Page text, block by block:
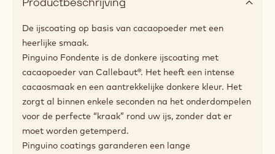
De ijscoating op basis van cacaopoeder met een
heerlijke smaak.
Pinguino Fondente is de donkere ijscoating met
cacaopoeder van Callebaut®. Het heeft een intense
cacaosmaak en een aantrekkelijke donkere kleur. Het
zorgt al binnen enkele seconden na het onderdompelen
voor de perfecte “kraak” rond uw ijs, zonder dat er
moet worden getemperd.
Pinguino coatings garanderen een lange